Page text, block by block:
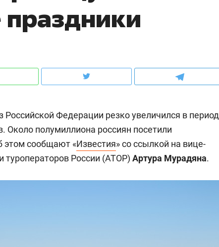
Российской Федерации резко увеличился в период
Около полумиллиона россиян посетили
этом сообщают «Известия» со ссылкой на вице-
туроператоров России (АТОР) Артура Мурадяна.
клиентах и чудных запросах мастеров
Рекомендуем Рекомендуем